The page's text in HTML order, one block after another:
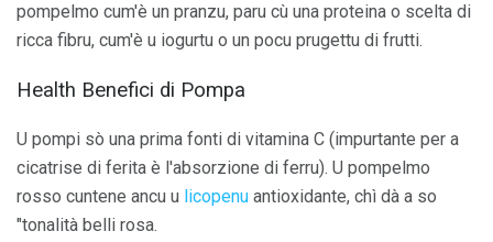
pompelmo cum'è un pranzu, paru cù una proteina o scelta di
ricca fibru, cum'è u iogurtu o un pocu prugettu di frutti.
Health Benefici di Pompa
U pompi sò una prima fonti di vitamina C (impurtante per a
cicatrise di ferita è l'absorzione di ferru). U pompelmo
rosso cuntene ancu u licopenu antioxidante, chì dà a so
"tonalità belli rosa.